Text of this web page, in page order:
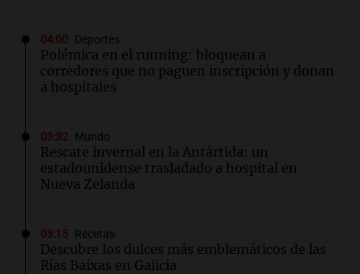
04:00 Deportes
Polémica en el running: bloquean a
corredores que no paguen inscripción y donan
a hospitales
03:32 Mundo
Rescate invernal en la Antártida: un
estadounidense trasladado a hospital en
Nueva Zelanda
03:15 Recetas
Descubre los dulces más emblemáticos de las
Rías Baixas en Galicia